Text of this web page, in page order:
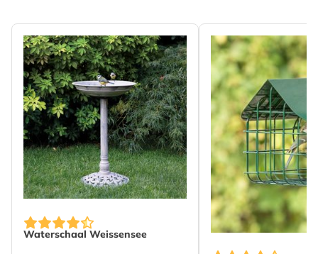
Breedte 93 mm
Hoogte 256 mm
Lengte 93 mm
Gewicht 0.105 kg
Diersoort Vogel
Vogelsoort
Pimpelmees, Koolmees,
Kuifmees, Staartmees,
Huismus, Ringmus, Vink,
Lees meer
Waterschaal Weissensee